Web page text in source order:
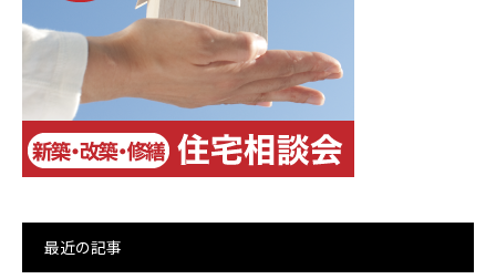
最近の記事